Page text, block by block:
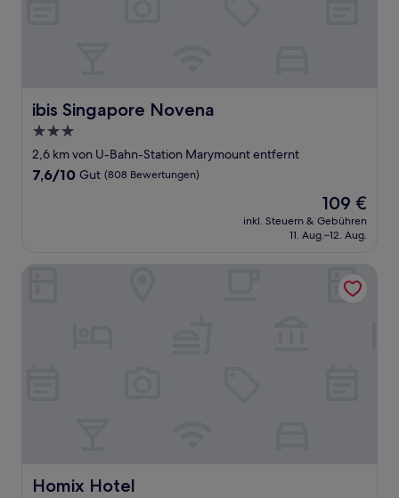
ibis Singapore Novena
ibis Singapore Novena
3.0-
Sterne-
Unterkunft
2,6 km von U-Bahn-Station Marymount entfernt
7.6
7,6/10 Gut (808 Bewertungen)
Der
Preis
beträgt
109 €
inkl. Steuern & Gebühren
11. Aug.–12. Aug.
Homix Hotel
Homix Hotel